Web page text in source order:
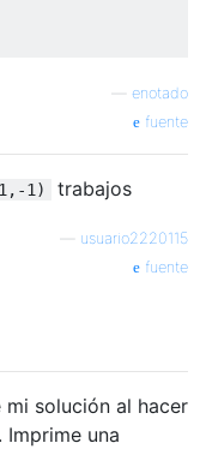
enotado
fuente
1) trabajos
usuario2220115
fuente
solución al hacer
una